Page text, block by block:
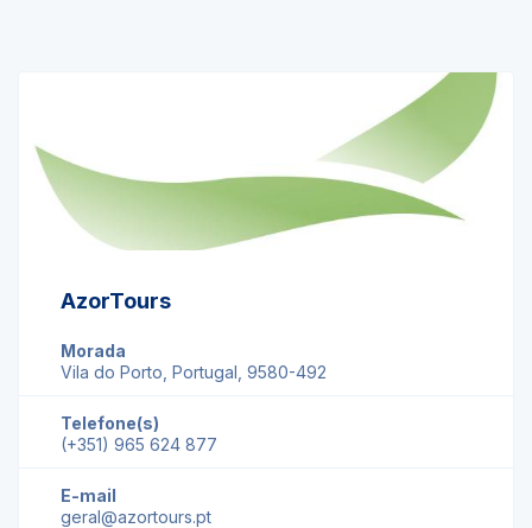
AzorTours
Morada
Vila do Porto, Portugal, 9580-492
Telefone(s)
(+351) 965 624 877
E-mail
geral@azortours.pt